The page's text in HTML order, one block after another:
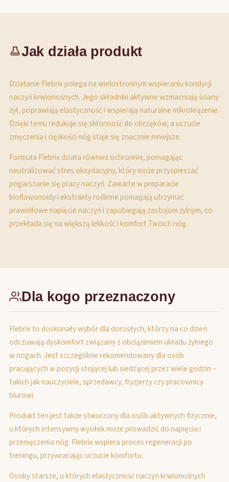
Jak działa produkt
Działanie Flebrix polega na wielostronnym wspieraniu kondycji
naczyń krwionośnych. Jego składniki aktywne wzmacniają ściany
żył, poprawiają elastyczność i wspierają naturalne mikrokrążenie.
Dzięki temu redukuje się skłonność do obrzęków, a uczucie
zmęczenia i ciężkości nóg staje się znacznie mniejsze.
Formuła Flebrix działa również ochronnie, pomagając
neutralizować stres oksydacyjny, który może przyspieszać
pogarszanie się pracy naczyń. Zawarte w preparacie
bioflawonoidy i ekstrakty roślinne pomagają utrzymać
prawidłowe napięcie naczyń i zapobiegają zastojom żylnym, co
przekłada się na większą lekkość i komfort Twoich nóg.
Dla kogo przeznaczony
Flebrix to doskonały wybór dla dorosłych, którzy na co dzień
odczuwają dyskomfort związany z obciążeniem układu żylnego
w nogach. Jest szczególnie rekomendowany dla osób
pracujących w pozycji stojącej lub siedzącej przez wiele godzin –
takich jak nauczyciele, sprzedawcy, fryzjerzy czy pracownicy
biurowi.
Produkt ten jest także stworzony dla osób aktywnych fizycznie,
u których intensywny wysiłek może prowadzić do napięcia i
przemęczenia nóg. Flebrix wspiera proces regeneracji po
treningu, przywracając uczucie komfortu.
Osoby starsze, u których elastyczność naczyń krwionośnych